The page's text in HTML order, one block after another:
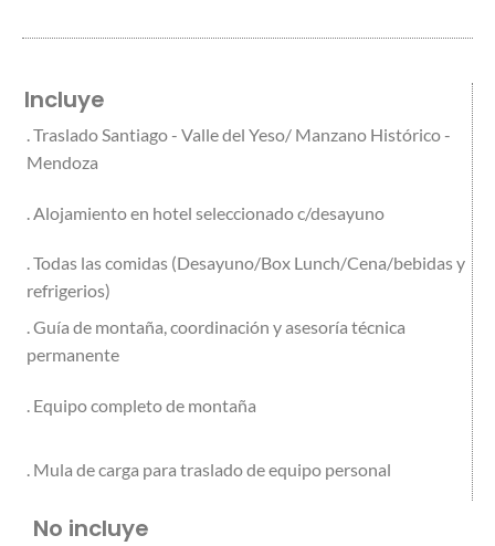
Incluye
. Traslado Santiago - Valle del Yeso/ Manzano Histórico -
Mendoza
. Alojamiento en hotel seleccionado c/desayuno
. Todas las comidas (Desayuno/Box Lunch/Cena/bebidas y
refrigerios)
. Guía de montaña, coordinación y asesoría técnica
permanente
. Equipo completo de montaña
. Mula de carga para traslado de equipo personal
No incluye